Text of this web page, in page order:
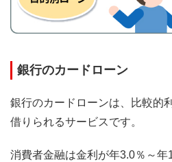
銀行のカードローン
銀行のカードローンは、比較的
借りられるサービスです。
消費者金融は金利が年3.0％～年